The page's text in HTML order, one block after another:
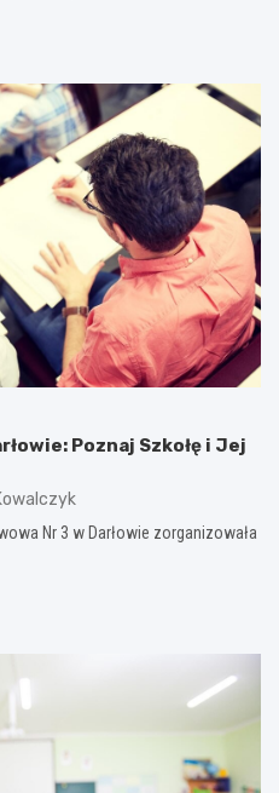
Poznaj Szkołę i Jej
Nr 3 w Darłowie zorganizowała